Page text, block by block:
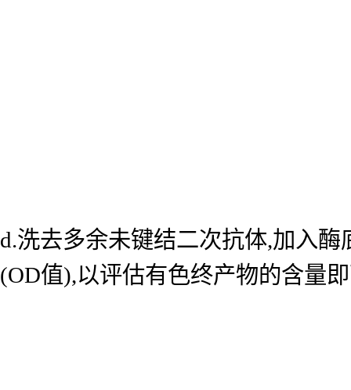
d.洗去多余未键结二次抗体,加入
(OD值),以评估有色终产物的含量